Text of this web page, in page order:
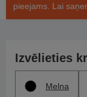
pieejams. Lai
Izvēlieties
Melna